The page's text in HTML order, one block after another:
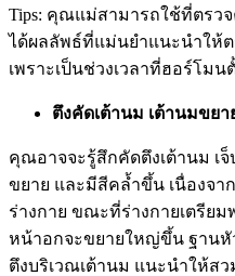
Tips: คุณแม่สามารถใช้ที่ตรว
ได้ผลลัพธ์ที่แม่นยำแนะนำให้
เพราะเป็นช่วงเวลาที่ฮอร์โม
ตึงคัดเต้านม เต้านมขย
คุณอาจจะรู้สึกคัดตึงเต้านม เ
ขยาย และมีสีคล้ำขึ้น เนื่องจา
ร่างกาย ขณะที่ร่างกายเตรีย
หน้าอกจะขยายใหญ่ขึ้น ฐาน
ตึงบริเวณเต้านม แนะนำให้ส